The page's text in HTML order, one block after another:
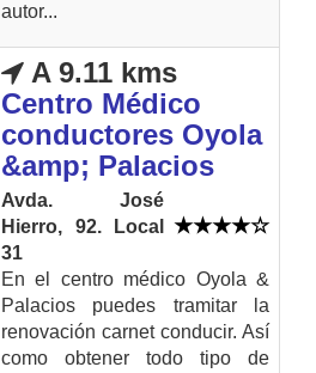
autor...
A 9.11 kms
Centro Médico
conductores Oyola
&amp; Palacios
Avda. José
Hierro, 92. Local
31
En el centro médico Oyola &
Palacios puedes tramitar la
renovación carnet conducir. Así
como obtener todo tipo de